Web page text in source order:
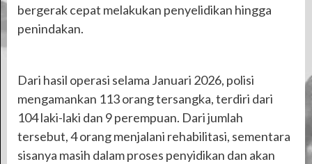
bergerak cepat melakukan penyelidikan hingga
penindakan.
Dari hasil operasi selama Januari 2026, polisi
mengamankan 113 orang tersangka, terdiri dari
104 laki-laki dan 9 perempuan. Dari jumlah
tersebut, 4 orang menjalani rehabilitasi, sementara
sisanya masih dalam proses penyidikan dan akan